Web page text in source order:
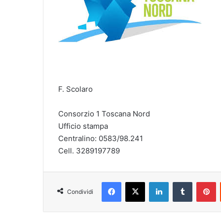
F. Scolaro
Consorzio 1 Toscana Nord
Ufficio stampa
Centralino: 0583/98.241
Cell. 3289197789
Condividi